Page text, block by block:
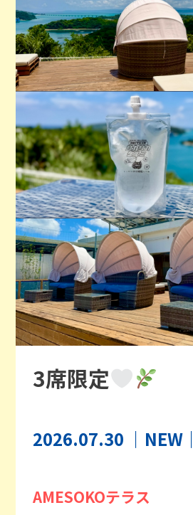
3席限定
2026.07.30 ｜NEW｜
AMESOKOテラス